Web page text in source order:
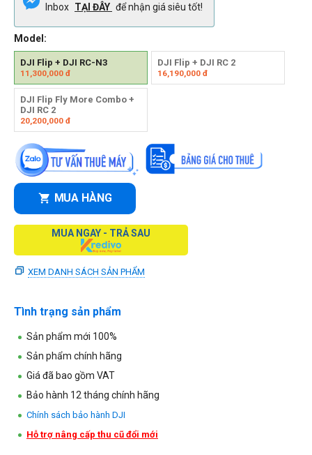
Inbox TẠI ĐÂY để nhận giá siêu tốt!
Model:
DJI Flip + DJI RC-N3
11,300,000 đ
DJI Flip + DJI RC 2
16,190,000đ
DJI Flip Fly More Combo +
DJI RC 2
20,200,000 đ
MUA HÀNG
MUA NGAY - TRẢ SAU
XEM DANH SÁCH SẢN PHẨM
Tình trạng sản phẩm
Sản phẩm mới 100%
Sản phẩm chính hãng
Giá đã bao gồm VAT
Bảo hành 12 tháng chính hãng
Chính sách bảo hành DJI
Hỗ trợ nâng cấp thu cũ đổi mới